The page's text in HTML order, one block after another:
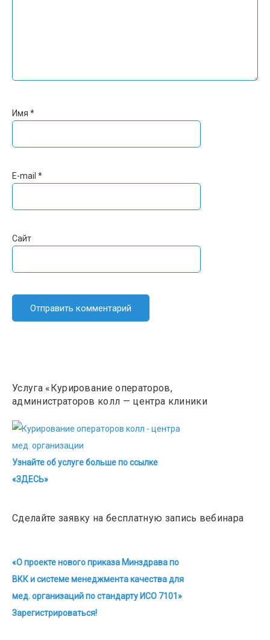
Имя *
E-mail *
Сайт
Услуга «Курирование операторов,
администраторов колл — центра клиники
Узнайте об услуге больше по ссылке
«ЗДЕСЬ»
Сделайте заявку на бесплатную запись вебинара
«О проекте нового приказа Минздрава по
ВКК и системе менеджмента качества для
мед. организаций по стандарту ИСО 7101»
Зарегистрироваться!